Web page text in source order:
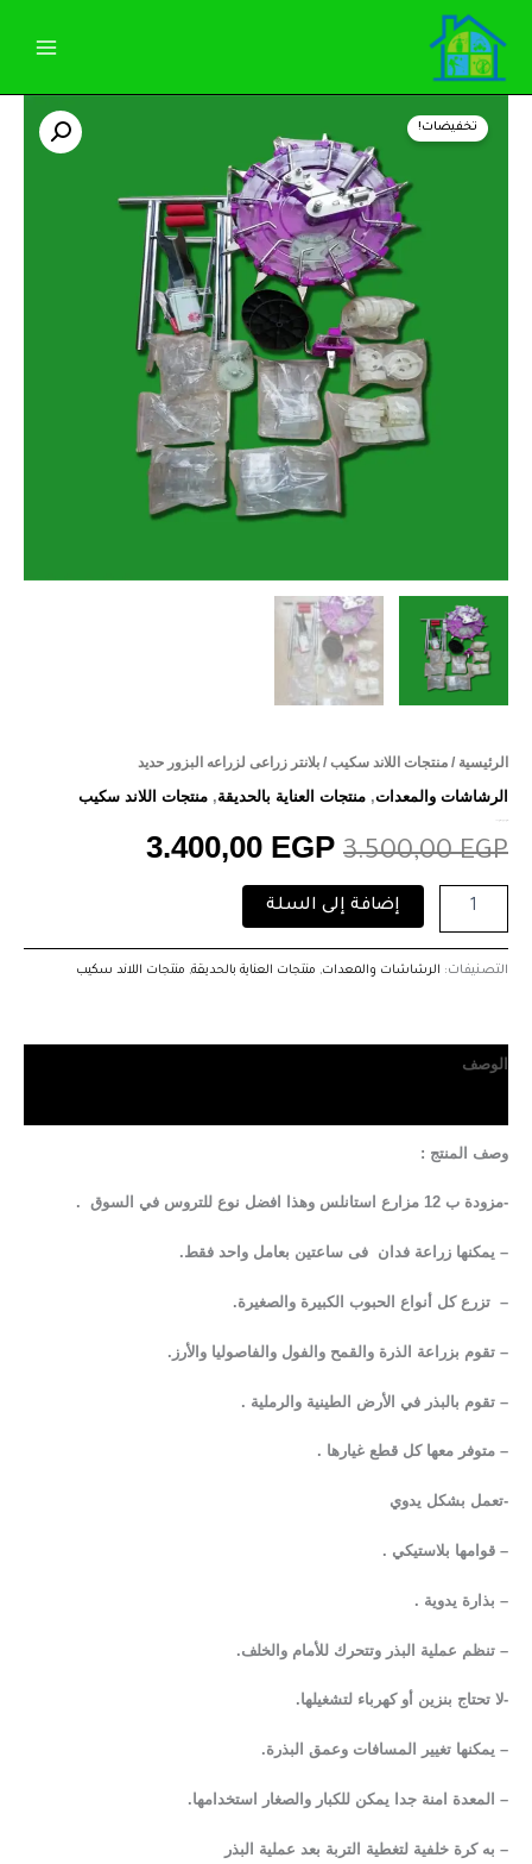
المحتوى
تخفيضات!
الرئيسية / منتجات اللاند سكيب / بلانتر زراعى لزراعه البزور حديد
الرشاشات والمعدات, منتجات العناية بالحديقة, منتجات اللاند سكيب
3.500,00EGP
الأصلي
هو:
3.500,00 EGP.
3.400,00 EGP
السعر
هو:
3.400,00 EGP.
بلانتر
إضافة إلى السلة
التصنيفات: الرشاشات والمعدات, منتجات العناية بالحديقة, منتجات اللاند سكيب
الوصف
وصف المنتج :
-مزودة ب 12 مزارع استانلس وهذا افضل نوع للتروس في السوق .
– يمكنها زراعة فدان فى ساعتين بعامل واحد فقط.
– تزرع كل أنواع الحبوب الكبيرة والصغيرة.
– تقوم بزراعة الذرة والقمح والفول والفاصوليا والأرز.
– تقوم بالبذر في الأرض الطينية والرملية .
– متوفر معها كل قطع غيارها .
-تعمل بشكل يدوي
– قوامها بلاستيكي .
– بذارة يدوية .
– تنظم عملية البذر وتتحرك للأمام والخلف.
-لا تحتاج بنزين أو كهرباء لتشغيلها.
– يمكنها تغيير المسافات وعمق البذرة.
– المعدة امنة جدا يمكن للكبار والصغار استخدامها.
– به كرة خلفية لتغطية التربة بعد عملية البذر